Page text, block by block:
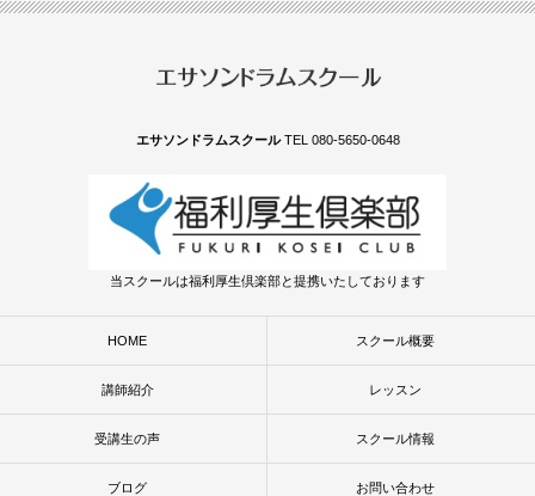
エサソンドラムスクールTEL 080-5650-0648
当スクールは福利厚生倶楽部と提携いたしております
HOME スクール概要
講師紹介 レッスン
受講生の声 スクール情報
ブログ お問い合わせ